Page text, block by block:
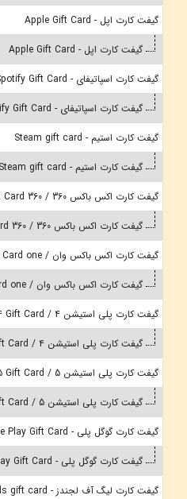
گیفت کارت اپل - Apple Gift Card
گیفت کارت اپل - Apple Gift Card
گیفت کارت اسپاتیفای - Spotify Gift Card
گیفت کارت اسپاتیفای - Spotify Gift Card
گیفت کارت استیم - Steam gift card
گیفت کارت استیم - Steam gift card
گیفت کارت اکس باکس 360 / Xbox Gift Card 360
گیفت کارت اکس باکس 360 / Xbox Gift Card 360
گیفت کارت اکس باکس وان / Xbox Gift Card one
گیفت کارت اکس باکس وان / Xbox Gift Card one
گیفت کارت پلی استیشن 4 / PlayStation 4 Gift Card
گیفت کارت پلی استیشن 4 / PlayStation 4 Gift Card
گیفت کارت پلی استیشن 5 / PlayStation 5 Gift Card
گیفت کارت پلی استیشن 5 / PlayStation 5 Gift Card
گیفت کارت گوگل پلی - Google Play Gift Card
گیفت کارت گوگل پلی - Google Play Gift Card
گیفت کارت لیگ آف لجندز - League of legends gift card